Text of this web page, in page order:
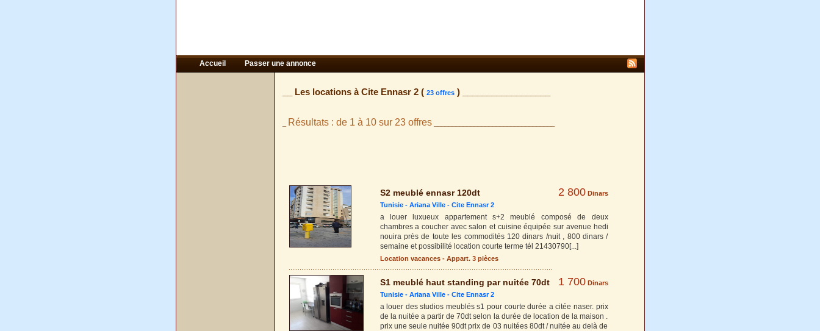
Accueil Passer une annonce
__ Les locations à Cite Ennasr 2 ( 23 offres) __________________
Résultats : de 1 à 10 sur 23 offres_________________________________
S2 meublé ennasr 120dt 2 800 Dinars
Tunisie - Ariana Ville- Cite Ennasr 2
a louer luxueux appartement s+2 meublé composé de deux
chambres a coucher avec salon et cuisine équipée sur avenue hedi
nouira près de toute les commodités 120 dinars /nuit , 800 dinars /
semaine et possibilité location courte terme tél 21430790[...]
Location vacances - Appart. 3 pièces
S1 meublé haut standing par nuitée 70dt 1 700 Dinars
Tunisie - Ariana Ville- Cite Ennasr 2
a louer des studios meublés s1 pour courte durée a citée naser. prix
de la nuitée a partir de 70dt selon la durée de location de la maison .
prix une seule nuitée 90dt prix de 03 nuitées 80dt / nuitée au delà de